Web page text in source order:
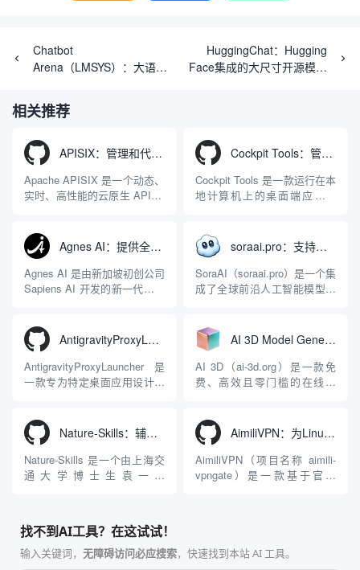
Chatbot
Arena（LMSYS）：大语言
性能的在线竞技平台
HuggingChat：Hugging
Face集成的大尺寸开源模型
相关推荐
APISIX：管理和代理API及大模型流量的高性能网关
Apache APISIX 是一个动态、
实时、高性能的云原生 API 网
LuaJIT 构建，并在 2019 年作
为顶级开源项目捐赠给
Apache 软件基金会。APISIX
彻底摒...
Cockpit Tools：管理多个AI编程IDE账号与配置多开独立实例的本地桌面应用
Cockpit Tools 是一款运行在本
地计算机上的桌面端应用程
程助手的账号与运行环境而设
计。它目前支持包括
Antigravity IDE、Codex、
GitHub Copilo...
Agnes AI：提供全模态模型免费API、支持图文视频生成与复杂工程执行的智能体平台
Agnes AI 是由新加坡初创公司
Sapiens AI 开发的新一代多模
限制，提供集文本、图像、视
频生成于一体的“全模态”大模
型能力。平台的核心产品矩阵
包括主打自动化工作流的
soraai.pro：支持多模型文字转视频和图像生成的在线创作工具
SoraAI（soraai.pro）是一个集
成了全球前沿人工智能模型的
者、营销人员及广大用户提供
一站式、开箱即用的视觉内容
生成解决方案。网站的核心优
势在于其强大的多模型聚合能
AntigravityProxyLauncher：免TUN全局代理使用Antigravity IDE
AntigravityProxyLauncher 是
一款专为特定桌面应用设计的
Windows 平台。当用户使用桌
面版 Gemini 客户端或
Antigravity IDE ...
AI 3D Model Generator：通过文本和图像快速生成3D模型的在线工具
AI 3D（ai-3d.org）是一款免
费、高效且零门槛的在线AI
动Seed 3D两大行业领先的AI
模型架构，致力于帮助用户无
需掌握复杂的3D拓扑知识或昂
贵的专业软件，即可在...
Nature-Skills：辅助撰写学术论文和绘制科研图表的智能体插件
Nature-Skills 是一个由上海交
通大学博士生袁一哲
合，专为顶级学术期刊（如
Nature、Science、Cell 等）
的论文撰写与发表流程设计。
该工具集以智能体插...
AimiliVPN：为Linux提供纯净出站家庭IP的VPN代理网关
AimiliVPN（项目名称 aimili-
vpngate）是一款基于官方
纯 Python 标准库编写，用户
无需安装...
找不到AI工具？在这试试！
输入关键词， 无障碍访问必应搜索，快速找到本站 AI 工具。